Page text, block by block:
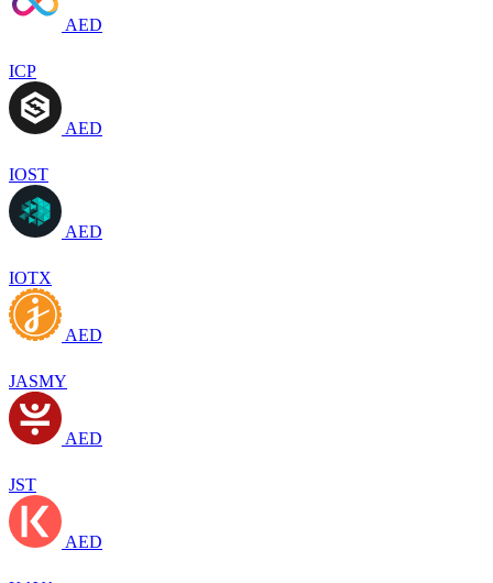
AED
ICP
AED
IOST
AED
IOTX
AED
JASMY
AED
JST
AED